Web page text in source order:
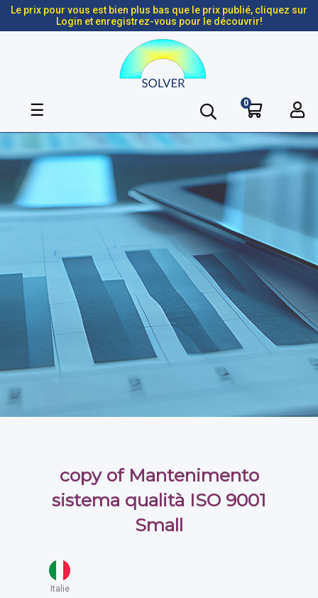
Le prix pour vous est bien plus bas que le prix publié, cliquez sur
Login et enregistrez-vous pour le découvrir!
Basculer
navigation
☰ 0
copy of Mantenimento
sistema qualità ISO 9001
Small
Italie